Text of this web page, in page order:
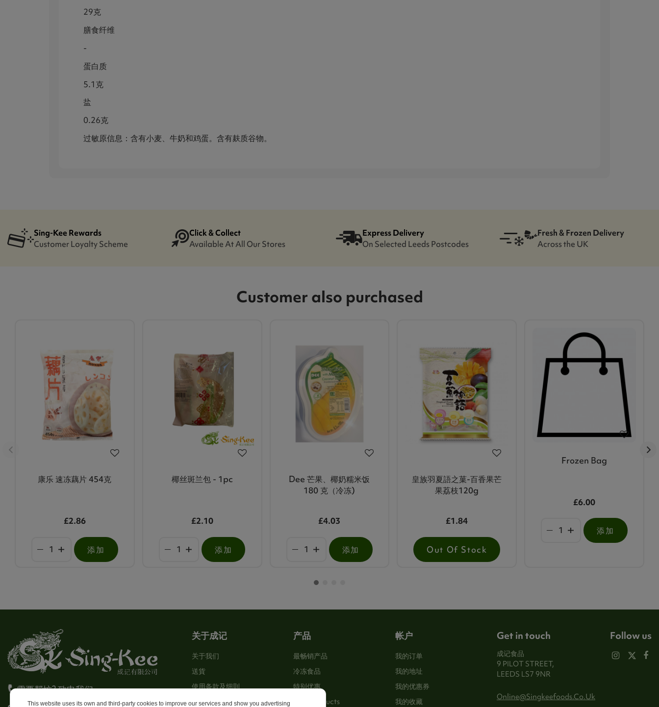
29克
膳食纤维
-
蛋白质
5.1克
盐
0.26克
过敏原信息：含有小麦、牛奶和鸡蛋。含有麸质谷物。
Sing-Kee Rewards
Customer Loyalty Scheme
Click & Collect
Available At All Our Stores
Express Delivery
On Selected Leeds Postcodes
Fresh & Frozen Delivery
Across the UK
Customer also purchased
康乐 速冻藕片 454克
£2.86
添加
椰丝斑兰包 - 1pc
£2.10
添加
Dee 芒果、椰奶糯米饭
180 克（冷冻)
£4.03
添加
皇族羽夏語之菓-百香果芒
果荔枝120g
£1.84
Out Of Stock
Frozen Bag
£6.00
添加
需要帮忙? 致电我们
关于成记
关于我们
送貨
使用条款及细則
Stores
产品
最畅销产品
冷冻食品
特别优惠
New Products
帐户
我的订单
我的地址
我的优惠券
我的收藏
Get in touch
成记食品
9 PILOT STREET,
LEEDS LS7 9NR
Online@singkeefoods.co.uk
This website uses its own and third-party cookies to improve our services and show you advertising
Follow us